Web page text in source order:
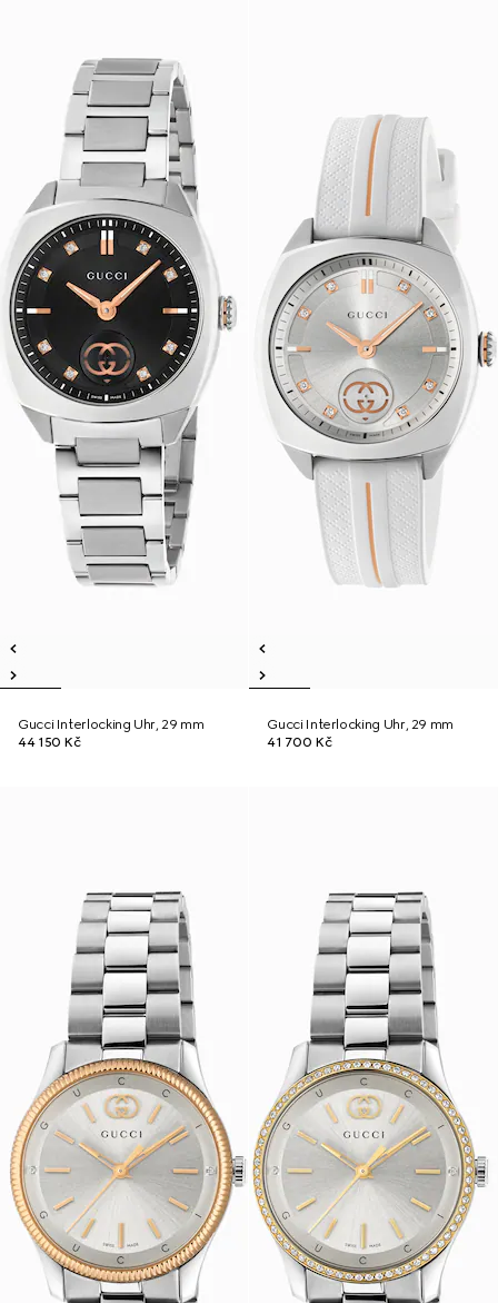
Gucci Interlocking Uhr, 29 mm
44 150 Kč
Gucci Interlocking Uhr, 29 mm
41 700 Kč